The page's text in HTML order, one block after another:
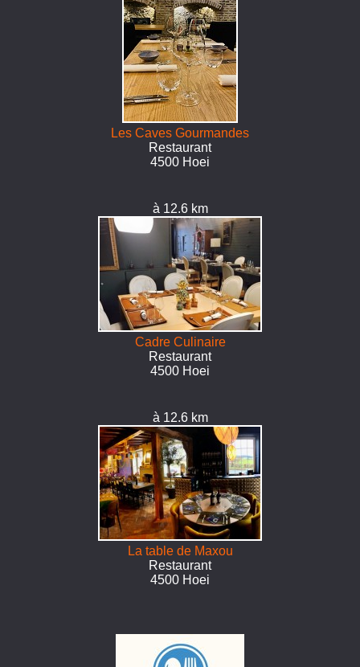
Les Caves Gourmandes
Restaurant
4500 Hoei
à 12.6 km
Cadre Culinaire
Restaurant
4500 Hoei
à 12.6 km
La table de Maxou
Restaurant
4500 Hoei